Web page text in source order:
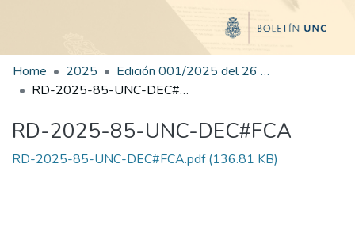
Home 2025
Edición 001/2025 del 26 de mayo de 2025
RD-2025-85-UNC-DEC#FCA
RD-2025-85-UNC-DEC#FCA
RD-2025-85-UNC-DEC#FCA.pdf(136.81 KB)